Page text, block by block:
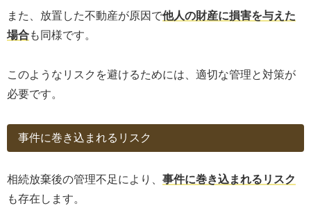
また、放置した不動産が原因で他人の財産に損害を与えた
場合も同様です。
このようなリスクを避けるためには、適切な管理と対策が
必要です。
事件に巻き込まれるリスク
相続放棄後の管理不足により、 事件に巻き込まれるリスク
も存在します。